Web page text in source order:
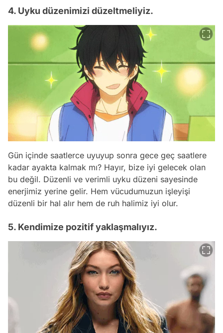
4. Uyku düzenimizi düzeltmeliyiz.
Gün içinde saatlerce uyuyup sonra gece geç saatlere
kadar ayakta kalmak mı? Hayır, bize iyi gelecek olan
bu değil. Düzenli ve verimli uyku düzeni sayesinde
enerjimiz yerine gelir. Hem vücudumuzun işleyişi
düzenli bir hal alır hem de ruh halimiz iyi olur.
5. Kendimize pozitif yaklaşmalıyız.